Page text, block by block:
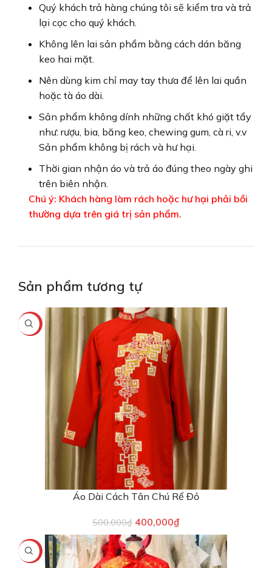
Quý khách trả hàng chúng tôi sẽ kiểm tra và trả
lại cọc cho quý khách.
Không lên lai sản phẩm bằng cách dán băng
keo hai mặt.
Nên dùng kim chỉ may tay thưa để lên lai quần
hoặc tà áo dài.
Sản phẩm không dính những chất khó giặt tẩy
như: rượu, bia, băng keo, chewing gum, cà ri, v.v
Sản phẩm không bị rách và hư hại.
Thời gian nhận áo và trả áo đúng theo ngày ghi
trên biên nhận.
Chú ý: Khách hàng làm rách hoặc hư hại phải bồi
thường dựa trên giá trị sản phẩm.
Sản phẩm tương tự
-20%
Áo Dài Cách Tân Chú Rể Đỏ
500,000₫ 400,000₫
-20%